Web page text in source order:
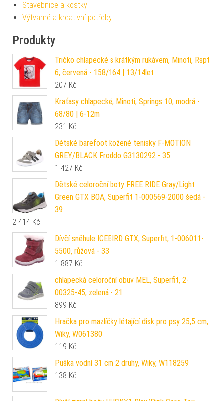
Stavebnice a kostky
Výtvarné a kreativní potřeby
Produkty
Tričko chlapecké s krátkým rukávem, Minoti, Rspt
6, červená - 158/164 | 13/14let
207 Kč
Kraťasy chlapecké, Minoti, Springs 10, modrá -
68/80 | 6-12m
231 Kč
Dětské barefoot kožené tenisky F-MOTION
GREY/BLACK Froddo G3130292 - 35
1 427 Kč
Dětské celoroční boty FREE RIDE Gray/Light
Green GTX BOA, Superfit 1-000569-2000 šedá -
39
2 414 Kč
Dívčí sněhule ICEBIRD GTX, Superfit, 1-006011-
5500, růžová - 33
1 887 Kč
chlapecká celoroční obuv MEL, Superfit, 2-
00325-45, zelená - 21
899 Kč
Hračka pro mazlíčky létající disk pro psy 25,5 cm,
Wiky, W061380
119 Kč
Puška vodní 31 cm 2 druhy, Wiky, W118259
138 Kč